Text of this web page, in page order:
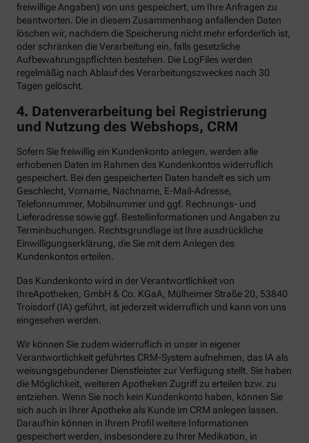
freiwillige Angaben) von uns gespeichert, um Ihre Anfragen zu
beantworten. Die in diesem Zusammenhang anfallenden Daten
löschen wir, nachdem die Speicherung nicht mehr erforderlich ist,
oder schränken die Verarbeitung ein, falls gesetzliche
Aufbewahrungspflichten bestehen. Die LogFiles werden
regelmäßig nach Ablauf des Verarbeitungszweckes nach 30
Tagen gelöscht.
4. Datenverarbeitung bei Registrierung
und Nutzung des Webshops, CRM
Sofern Sie freiwillig ein Kundenkonto anlegen, werden alle
erhobenen Daten im Rahmen des Kundenkontos widerruflich
gespeichert. Bei den gespeicherten Daten handelt es sich um
Geschlecht, Vorname, Nachname, E-Mail-Adresse,
Telefonnummer, Mobilnummer und ggf. Rechnungs- und
Lieferadresse sowie ggf. Bestellinformationen und Angaben zu
Terminbuchungen. Rechtsgrundlage ist Ihre ausdrückliche
Einwilligungserklärung, die Sie mit dem Anlegen des
Kundenkontos erteilen.
Das Kundenkonto wird in der Verantwortlichkeit von
IhreApotheken, GmbH & Co. KGaA, Mülheimer Straße 20, 53840
Troisdorf (IA) geführt, ist jederzeit widerruflich und kann von uns
eingesehen werden.
Wir können Sie zudem widerruflich in unser in eigener
Verantwortlichkeit geführtes CRM-System aufnehmen, das IA als
weisungsgebundener Dienstleister zur Verfügung stellt. Sie haben
die Möglichkeit, weiteren Apotheken Zugriff zu erteilen bzw. zu
entziehen. Wenn Sie noch kein Kundenkonto haben, können Sie
sich auch in Ihrer Apotheke als Kunde im CRM anlegen lassen.
Daraufhin können in Ihrem Profil weitere Informationen
gespeichert werden, insbesondere zu Ihrer Medikation, in